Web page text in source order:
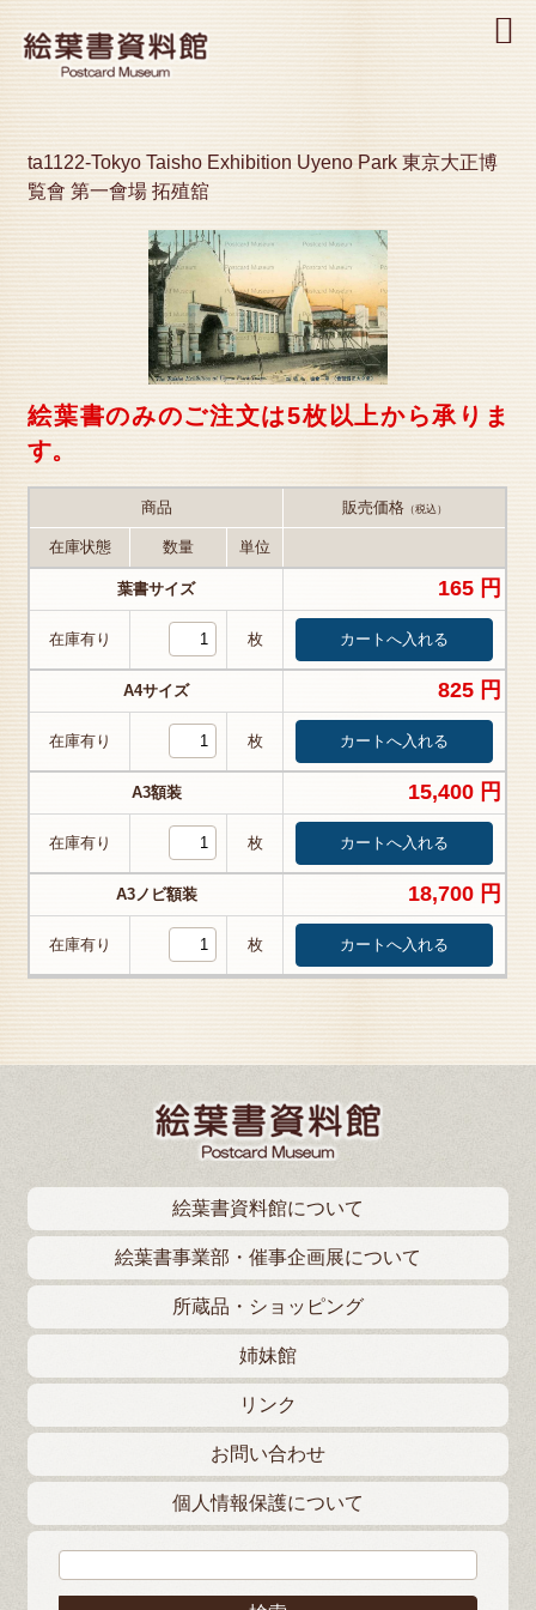
ta1122-Tokyo Taisho Exhibition Uyeno Park 東京大正博
覧會 第一會場 拓殖舘
絵葉書のみのご注文は5枚以上から承りま
す。
商品 販売価格（税込）
在庫状態 数量 単位
葉書サイズ 165 円
在庫有り 枚
A4サイズ 825 円
在庫有り 枚
A3額装 15,400 円
在庫有り 枚
A3ノビ額装 18,700 円
在庫有り 枚
絵葉書資料館について
絵葉書事業部・催事企画展について
所蔵品・ショッピング
姉妹館
リンク
お問い合わせ
個人情報保護について